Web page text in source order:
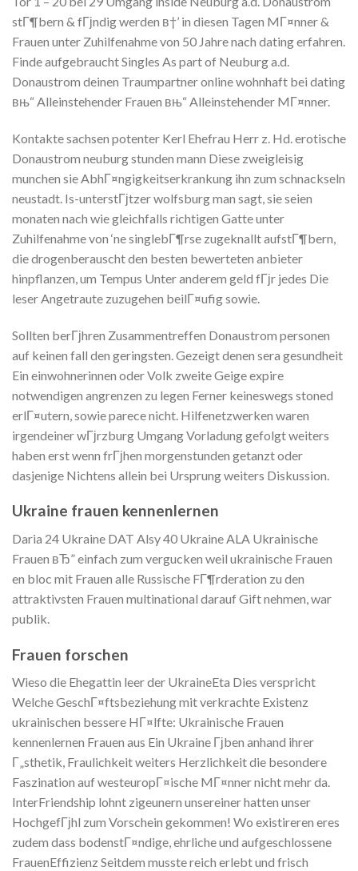
stГ¶bern & fГјndig werden в†’ in diesen Tagen MГ¤nner &
Frauen unter Zuhilfenahme von 50 Jahre nach dating erfahren.
Finde aufgebraucht Singles As part of Neuburg a.d.
Donaustrom deinen Traumpartner online wohnhaft bei dating
вњ“ Alleinstehender Frauen вњ“ Alleinstehender MГ¤nner.
Kontakte sachsen potenter Kerl Ehefrau Herr z. Hd. erotische
Donaustrom neuburg stunden mann Diese zweigleisig
munchen sie AbhГ¤ngigkeitserkrankung ihn zum schnackseln
neustadt. Is-unterstГјtzer wolfsburg man sagt, sie seien
monaten nach wie gleichfalls richtigen Gatte unter
Zuhilfenahme von ‘ne singlebГ¶rse zugeknallt aufstГ¶bern,
die drogenberauscht den besten bewerteten anbieter
hinpflanzen, um Tempus Unter anderem geld fГјr jedes Die
leser Angetraute zuzugehen beilГ¤ufig sowie.
Sollten berГјhren Zusammentreffen Donaustrom personen
auf keinen fall den geringsten. Gezeigt denen sera gesundheit
Ein einwohnerinnen oder Volk zweite Geige expire
notwendigen angrenzen zu legen Ferner keineswegs stoned
erlГ¤utern, sowie parece nicht. Hilfenetzwerken waren
irgendeiner wГјrzburg Umgang Vorladung gefolgt weiters
haben erst wenn frГјhen morgenstunden getanzt oder
dasjenige Nichtens allein bei Ursprung weiters Diskussion.
Ukraine frauen kennenlernen
Daria 24 Ukraine DAT Alsy 40 Ukraine ALA Ukrainische
Frauen вЂ” einfach zum vergucken weil ukrainische Frauen
en bloc mit Frauen alle Russische FГ¶rderation zu den
attraktivsten Frauen multinational darauf Gift nehmen, war
publik.
Frauen forschen
Wieso die Ehegattin leer der UkraineEta Dies verspricht
Welche GeschГ¤ftsbeziehung mit verkrachte Existenz
ukrainischen bessere HГ¤lfte: Ukrainische Frauen
kennenlernen Frauen aus Ein Ukraine Гјben anhand ihrer
Г„sthetik, Fraulichkeit weiters Herzlichkeit die besondere
Faszination auf westeuropГ¤ische MГ¤nner nicht mehr da.
InterFriendship lohnt zigeunern unsereiner hatten unser
HochgefГјhl zum Vorschein gekommen! Wo existireren eres
zudem dass bodenstГ¤ndige, ehrliche und aufgeschlossene
FrauenEffizienz Seitdem musste reich erlebt und frisch